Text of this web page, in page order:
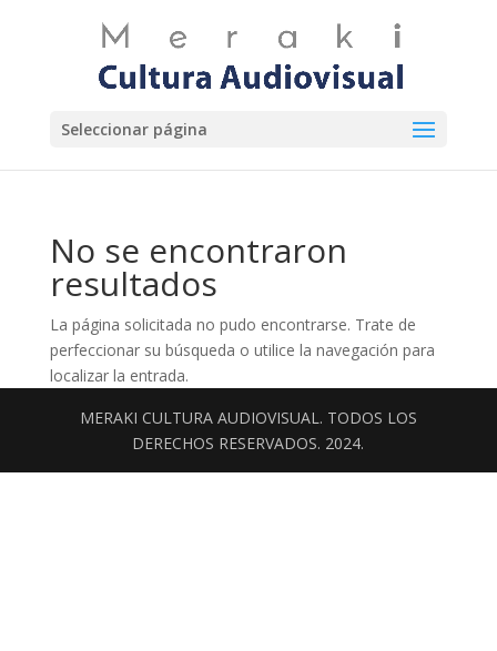
Seleccionar página
No se encontraron
resultados
La página solicitada no pudo encontrarse. Trate de
perfeccionar su búsqueda o utilice la navegación para
localizar la entrada.
MERAKI CULTURA AUDIOVISUAL. TODOS LOS
DERECHOS RESERVADOS. 2024.